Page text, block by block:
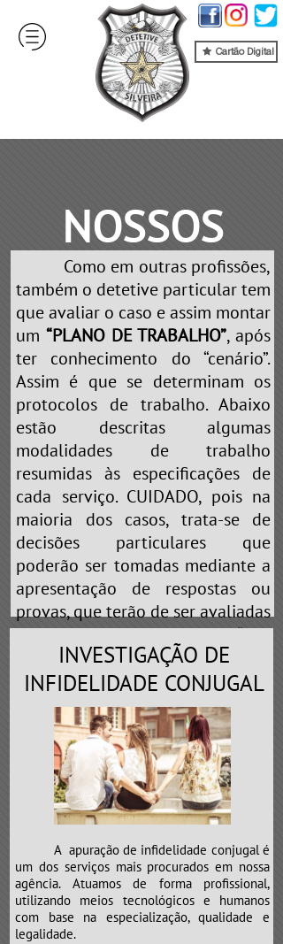
NOSSOS
SERVIÇOS
Como em outras profissões,
também o detetive particular tem
que avaliar o caso e assim montar
um “PLANO DE TRABALHO”, após
ter conhecimento do “cenário”.
Assim é que se determinam os
protocolos de trabalho. Abaixo
estão descritas algumas
modalidades de trabalho
resumidas às especificações de
cada serviço. CUIDADO, pois na
maioria dos casos, trata-se de
decisões particulares que
poderão ser tomadas mediante a
apresentação de respostas ou
provas, que terão de ser avaliadas
pelo profissional. Portanto, “não
brinque de cobaia” nas mãos de
falsos detetives que prometem
realizar“QUALQUER TIPO DE
SERVIÇO”ou“ESCLARECEMOS A
SUA DÚVIDA”. Em toda e qualquer
profissão existe a especialização
e neste caso não é diferente.
Atenção para o “CLÍNICO GERAL”,
que poderá mandar a sua “vida”
para a “UTI”.
INVESTIGAÇÃO DE
INFIDELIDADE CONJUGAL
A apuração de infidelidade conjugal é
um dos serviços mais procurados em nossa
agência. Atuamos de forma profissional,
utilizando meios tecnológicos e humanos
com base na especialização, qualidade e
legalidade.
Cartão Digital